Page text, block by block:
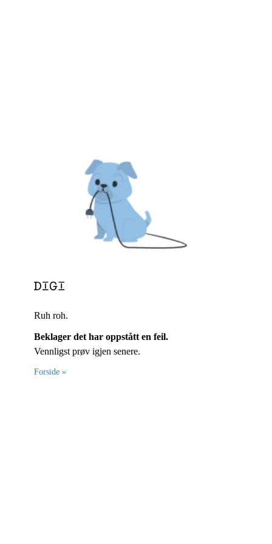
Ruh roh.
Beklager det har oppstått en feil.
Vennligst prøv igjen senere.
Forside »